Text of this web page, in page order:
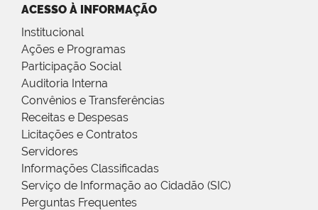
ACESSO À INFORMAÇÃO
Institucional
Ações e Programas
Participação Social
Auditoria Interna
Convênios e Transferências
Receitas e Despesas
Licitações e Contratos
Servidores
Informações Classificadas
Serviço de Informação ao Cidadão (SIC)
Perguntas Frequentes